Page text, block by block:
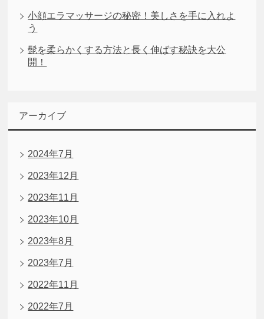
小顔エラマッサージの秘密！美しさを手に入れよ
う
髭を柔らかくする方法と長く伸ばす秘訣を大公
開！
アーカイブ
2024年7月
2023年12月
2023年11月
2023年10月
2023年8月
2023年7月
2022年11月
2022年7月